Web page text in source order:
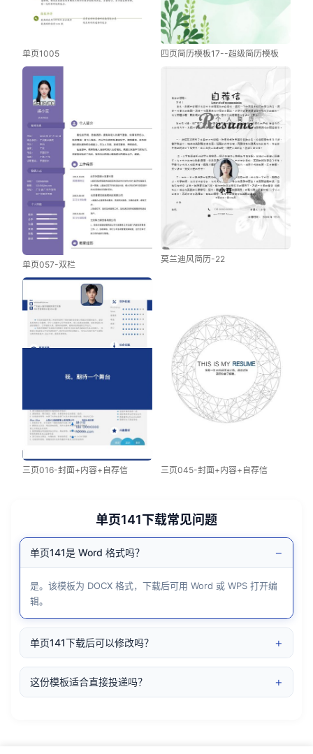
单页1005 四页简历模板17--超级简历模板
单页057-双栏 莫兰迪风简历-22
三页016-封面+内容+自荐信 三页045-封面+内容+自荐信
单页141下载常见问题
单页141是 Word 格式吗？ −
是。该模板为 DOCX 格式，下载后可用 Word 或 WPS 打开编
辑。
单页141下载后可以修改吗？ +
这份模板适合直接投递吗？ +